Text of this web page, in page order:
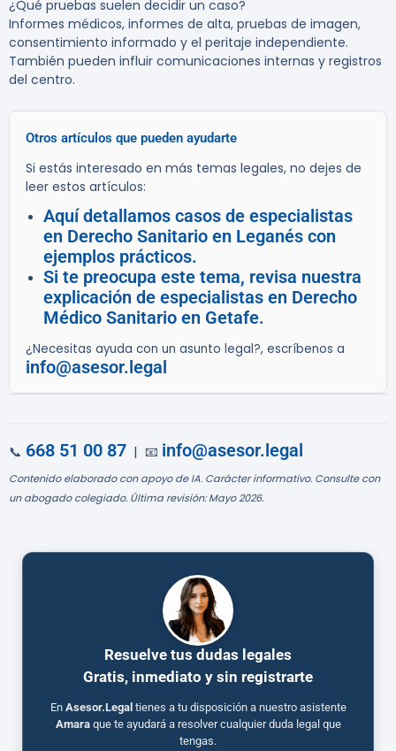
¿Qué pruebas suelen decidir un caso?
Informes médicos, informes de alta, pruebas de imagen,
consentimiento informado y el peritaje independiente.
También pueden influir comunicaciones internas y registros
del centro.
Otros artículos que pueden ayudarte
Si estás interesado en más temas legales, no dejes de
leer estos artículos:
Aquí detallamos casos de especialistas
en Derecho Sanitario en Leganés con
ejemplos prácticos.
Si te preocupa este tema, revisa nuestra
explicación de especialistas en Derecho
Médico Sanitario en Getafe.
¿Necesitas ayuda con un asunto legal?, escríbenos a
info@asesor.legal
📞 668 51 00 87 | 📧 info@asesor.legal
Contenido elaborado con apoyo de IA. Carácter informativo. Consulte con
un abogado colegiado. Última revisión: Mayo 2026.
Resuelve tus dudas legales
Gratis, inmediato y sin registrarte
En Asesor.Legal tienes a tu disposición a nuestro asistente
Amaraque te ayudará a resolver cualquier duda legal que
tengas.